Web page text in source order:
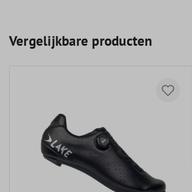
Vergelijkbare producten